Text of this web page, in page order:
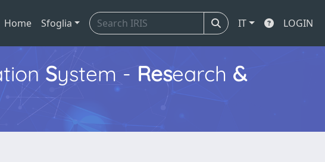
Home Sfoglia IT LOGIN
System - Research &